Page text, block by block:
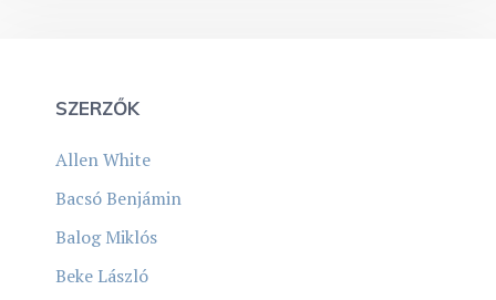
SZERZŐK
Allen White
Bacsó Benjámin
Balog Miklós
Beke László